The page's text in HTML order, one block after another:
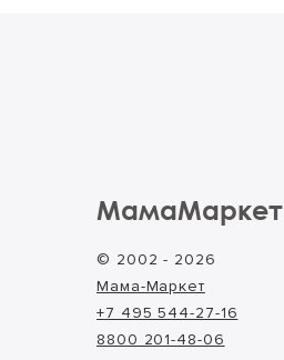
МамаМаркет
© 2002 - 2026
Мама-Маркет
+7 495 544-27-16
8800 201-48-06